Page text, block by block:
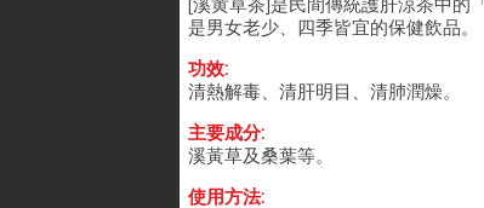
[溪黄草茶]是民間傳統護肝涼茶中的
是男女老少、四季皆宜的保健飲品。
功效:
清熱解毒、清肝明目、清肺潤燥。
主要成分:
溪黃草及桑葉等。
使用方法: